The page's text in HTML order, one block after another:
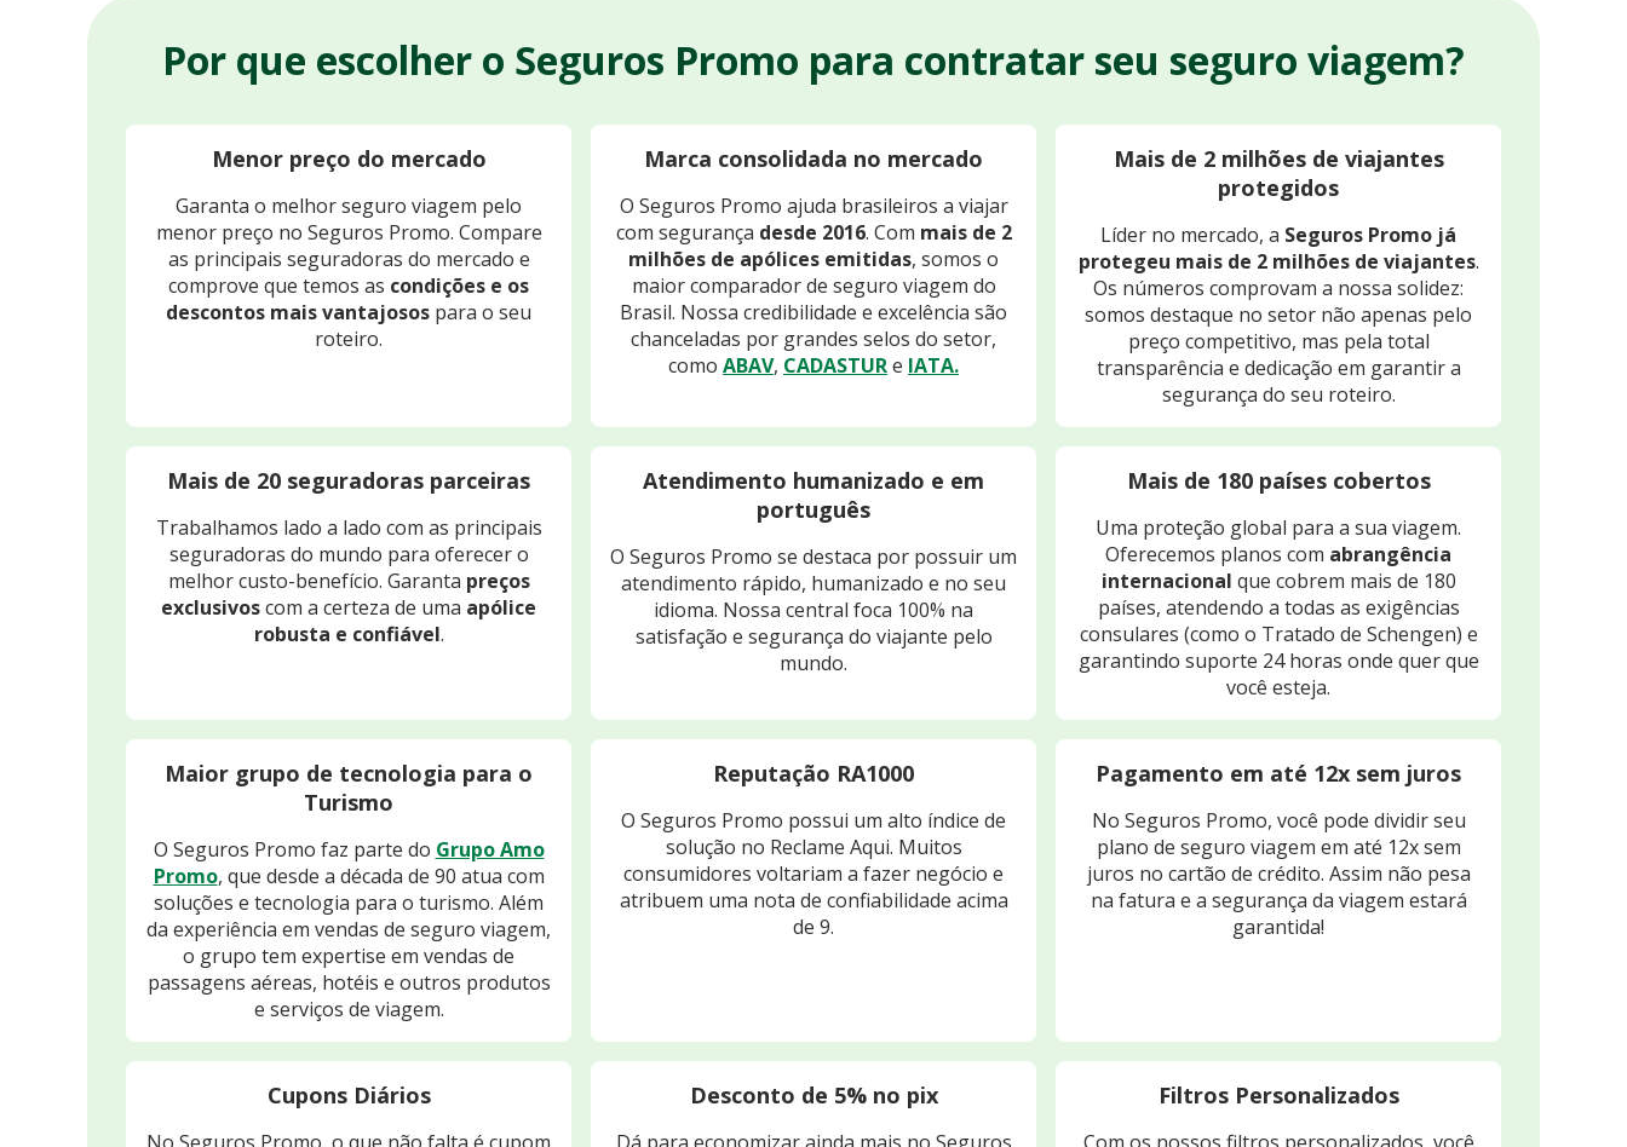
Por que escolher o Seguros Promo para contratar seu seguro viagem?
Menor preço do mercado
Garanta o melhor seguro viagem pelo
menor preço no Seguros Promo. Compare
as principais seguradoras do mercado e
comprove que temos as condições e os
descontos mais vantajosos para o seu
roteiro.
Marca consolidada no mercado
O Seguros Promo ajuda brasileiros a viajar
com segurança desde 2016. Com mais de 2
milhões de apólices emitidas, somos o
maior comparador de seguro viagem do
Brasil. Nossa credibilidade e excelência são
chanceladas por grandes selos do setor,
como ABAV, CADASTURe IATA.
Mais de 2 milhões de viajantes
protegidos
Líder no mercado, a Seguros Promo já
protegeu mais de 2 milhões de viajantes.
Os números comprovam a nossa solidez:
somos destaque no setor não apenas pelo
preço competitivo, mas pela total
transparência e dedicação em garantir a
segurança do seu roteiro.
Mais de 20 seguradoras parceiras
Trabalhamos lado a lado com as principais
seguradoras do mundo para oferecer o
melhor custo-benefício. Garanta preços
exclusivoscom a certeza de uma apólice
robusta e confiável.
Atendimento humanizado e em
português
O Seguros Promo se destaca por possuir um
atendimento rápido, humanizado e no seu
idioma. Nossa central foca 100% na
satisfação e segurança do viajante pelo
mundo.
Mais de 180 países cobertos
Uma proteção global para a sua viagem.
Oferecemos planos com abrangência
internacional que cobrem mais de 180
países, atendendo a todas as exigências
consulares (como o Tratado de Schengen) e
garantindo suporte 24 horas onde quer que
você esteja.
Maior grupo de tecnologia para o
Turismo
O Seguros Promo faz parte do Grupo Amo
Promo, que desde a década de 90 atua com
soluções e tecnologia para o turismo. Além
da experiência em vendas de seguro viagem,
o grupo tem expertise em vendas de
passagens aéreas, hotéis e outros produtos
e serviços de viagem.
Reputação RA1000
O Seguros Promo possui um alto índice de
solução no Reclame Aqui. Muitos
consumidores voltariam a fazer negócio e
atribuem uma nota de confiabilidade acima
de 9.
Pagamento em até 12x sem juros
No Seguros Promo, você pode dividir seu
plano de seguro viagem em até 12x sem
juros no cartão de crédito. Assim não pesa
na fatura e a segurança da viagem estará
garantida!
Cupons Diários Desconto de 5% no pix Filtros Personalizados